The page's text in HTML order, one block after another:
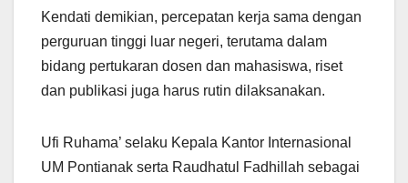
Kendati demikian, percepatan kerja sama dengan
perguruan tinggi luar negeri, terutama dalam
bidang pertukaran dosen dan mahasiswa, riset
dan publikasi juga harus rutin dilaksanakan.
Ufi Ruhama’ selaku Kepala Kantor Internasional
UM Pontianak serta Raudhatul Fadhillah sebagai